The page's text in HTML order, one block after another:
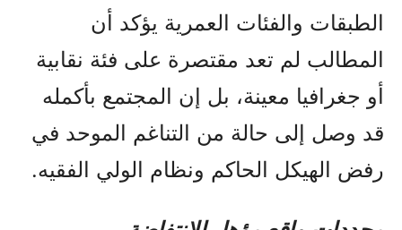
الطبقات والفئات العمرية يؤكد أن
المطالب لم تعد مقتصرة على فئة نقابية
أو جغرافيا معينة، بل إن المجتمع بأكمله
قد وصل إلى حالة من التناغم الموحد في
رفض الهيكل الحاكم ونظام الولي الفقيه.